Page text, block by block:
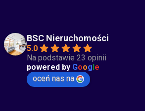
BSC Nieruchomości
5.0
Na podstawie 23 opinii
powered by Google
oceń nas na